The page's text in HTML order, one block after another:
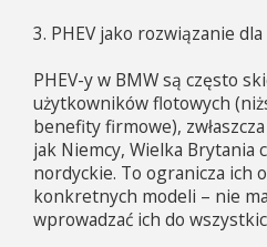
3. PHEV jako rozwiązanie
PHEV-y w BMW są często
użytkowników flotowych
benefity firmowe),
jak Niemcy, Wielka Brytania
nordyckie. To ogranicza ich
konkretnych modeli – nie
wprowadzać ich do